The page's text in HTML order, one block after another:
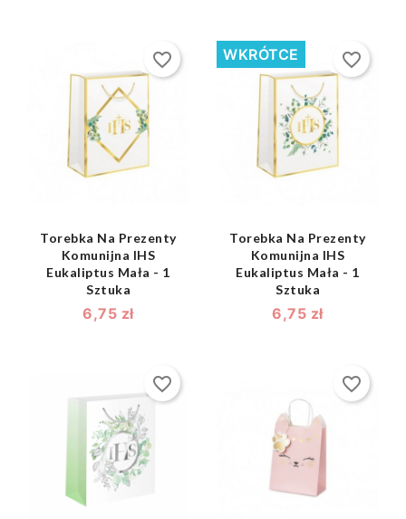
shopping_bag 
Torebka Na Prezenty
Komunijna IHS
Eukaliptus Mała - 1
Sztuka
6,75 zł
favorite_border
shopping_bag 
Torebka Na Prezenty
Komunijna IHS
Eukaliptus Mała - 1
Sztuka
6,75 zł
WKRÓTCE favorite_border
shopping_bag 
favorite_border
shopping_bag 
favorite_border